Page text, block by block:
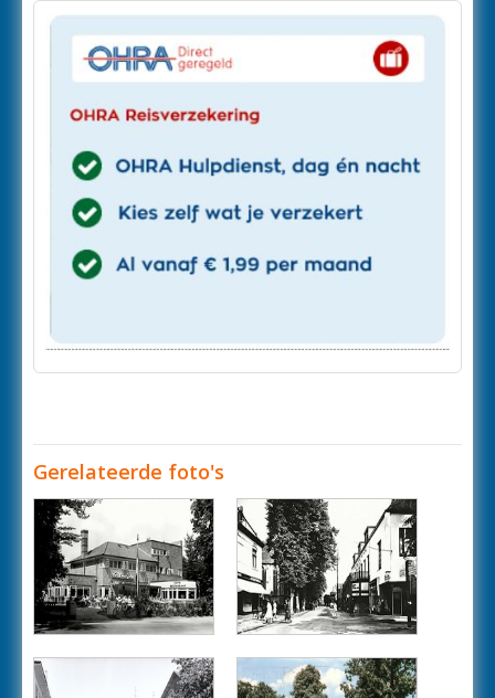
Gerelateerde foto's